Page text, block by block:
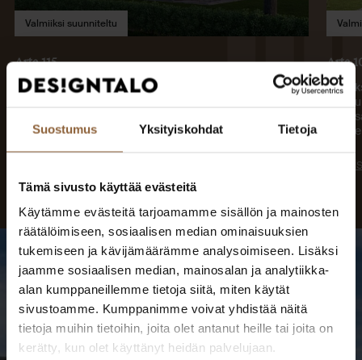
Suostumus Yksityiskohdat Tietoja
Tämä sivusto käyttää evästeitä
Käytämme evästeitä tarjoamamme sisällön ja mainosten
räätälöimiseen, sosiaalisen median ominaisuuksien
tukemiseen ja kävijämäärämme analysoimiseen. Lisäksi
jaamme sosiaalisen median, mainosalan ja analytiikka-
alan kumppaneillemme tietoja siitä, miten käytät
sivustoamme. Kumppanimme voivat yhdistää näitä
tietoja muihin tietoihin, joita olet antanut heille tai joita on
kerätty, kun olet käyttänyt heidän palvelujaan.
Valmiiksi suunniteltu
Arte 115
Kerroksia: 2
Huoneistoala: 92.5 m
Arte
Lue
Tutustu valmistuneisiin
koteihin